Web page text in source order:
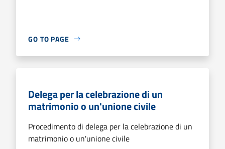
GO TO PAGE
Delega per la celebrazione di un
matrimonio o un'unione civile
Procedimento di delega per la celebrazione di un
matrimonio o un'unione civile